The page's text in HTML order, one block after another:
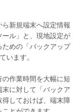
新規端末へ設定情報
ル」と、現地設定が
めの「バックアップ
います。
の作業時間を大幅に短
に対して「バックア
得しておけば、端末障